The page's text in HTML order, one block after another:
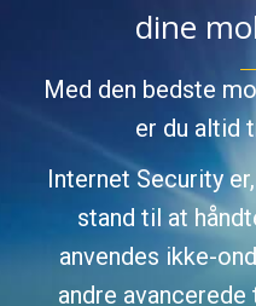
dine
Med den bedste
er du altid
Internet Security
stand til at
anvendes ikke-
andre avancerede